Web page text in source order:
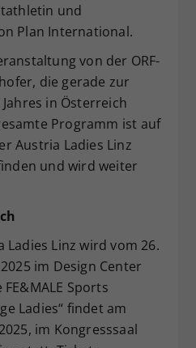
und
Plan International.
von der ORF-
die gerade zur
in Österreich
Programm ist auf
Austria Ladies Linz
und wird weiter
Ladies Linz wird vom 26.
im Design Center
Sports
Ladies“ findet am
im Kongresssaal